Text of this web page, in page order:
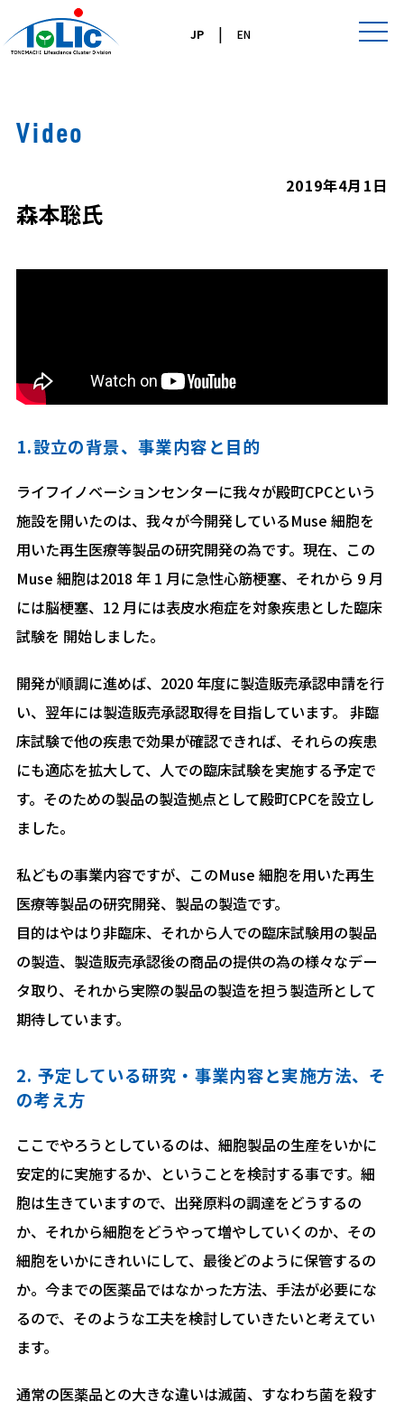
JP| EN
Video
2019年4月1日
森本聡氏
1.設立の背景、事業内容と目的
ライフイノベーションセンターに我々が殿町CPCという
施設を開いたのは、我々が今開発しているMuse 細胞を
用いた再生医療等製品の研究開発の為です。現在、この
Muse 細胞は2018 年 1 月に急性心筋梗塞、それから 9 月
には脳梗塞、12 月には表皮水疱症を対象疾患とした臨床
試験を 開始しました。
開発が順調に進めば、2020 年度に製造販売承認申請を行
い、翌年には製造販売承認取得を目指しています。 非臨
床試験で他の疾患で効果が確認できれば、それらの疾患
にも適応を拡大して、人での臨床試験を実施する予定で
す。そのための製品の製造拠点として殿町CPCを設立し
ました。
私どもの事業内容ですが、このMuse 細胞を用いた再生
医療等製品の研究開発、製品の製造です。
目的はやはり非臨床、それから人での臨床試験用の製品
の製造、製造販売承認後の商品の提供の為の様々なデー
タ取り、それから実際の製品の製造を担う製造所として
期待しています。
2. 予定している研究・事業内容と実施方法、そ
の考え方
ここでやろうとしているのは、細胞製品の生産をいかに
安定的に実施するか、ということを検討する事です。細
胞は生きていますので、出発原料の調達をどうするの
か、それから細胞をどうやって増やしていくのか、その
細胞をいかにきれいにして、最後どのように保管するの
か。今までの医薬品ではなかった方法、手法が必要にな
るので、そのような工夫を検討していきたいと考えてい
ます。
通常の医薬品との大きな違いは滅菌、すなわち菌を殺す